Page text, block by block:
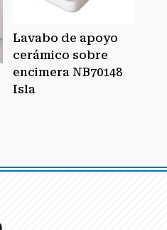
Lavabo de apoyo
cerámico sobre
encimera NB70148
Isla